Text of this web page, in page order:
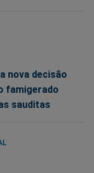
nova decisão
famigerado
sauditas